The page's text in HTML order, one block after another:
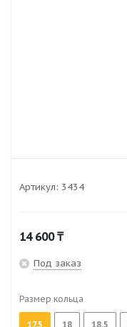
Артикул: 3434
14 600₸
Под заказ
Размер кольца
17,5 18 18,5